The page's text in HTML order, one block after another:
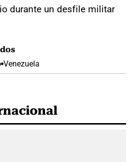
durante un desfile militar
Venezuela